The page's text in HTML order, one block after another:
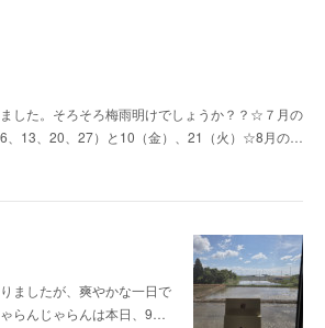
した。そろそろ梅雨明けでしょうか？？☆７月の
13、20、27）と10（金）、21（火）☆8月の…
ましたが、爽やかな一日で
らんじゃらんは本日、9…